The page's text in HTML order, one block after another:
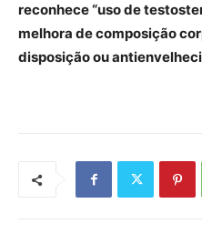
reconhece “uso de
melhora de composição
disposição ou